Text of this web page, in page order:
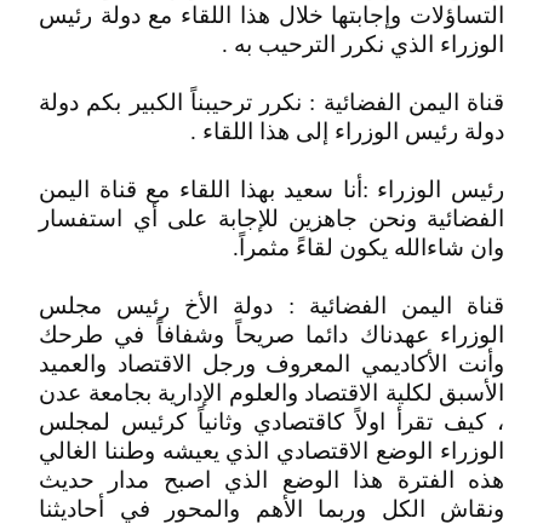
التساؤلات وإجابتها خلال هذا اللقاء مع دولة رئيس
الوزراء الذي نكرر الترحيب به .
قناة اليمن الفضائية : نكرر ترحيبناً الكبير بكم دولة
دولة رئيس الوزراء إلى هذا اللقاء .
رئيس الوزراء :أنا سعيد بهذا اللقاء مع قناة اليمن
الفضائية ونحن جاهزين للإجابة على أي استفسار
وان شاءالله يكون لقاءً مثمراً.
قناة اليمن الفضائية : دولة الأخ رئيس مجلس
الوزراء عهدناك دائما صريحاً وشفافاً في طرحك
وأنت الأكاديمي المعروف ورجل الاقتصاد والعميد
الأسبق لكلية الاقتصاد والعلوم الإدارية بجامعة عدن
، كيف تقرأ اولاً كاقتصادي وثانياً كرئيس لمجلس
الوزراء الوضع الاقتصادي الذي يعيشه وطننا الغالي
هذه الفترة هذا الوضع الذي اصبح مدار حديث
ونقاش الكل وربما الأهم والمحور في أحاديثنا